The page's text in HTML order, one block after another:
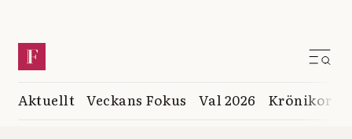
Aktuellt Veckans Fokus Val 2026 Krönikor